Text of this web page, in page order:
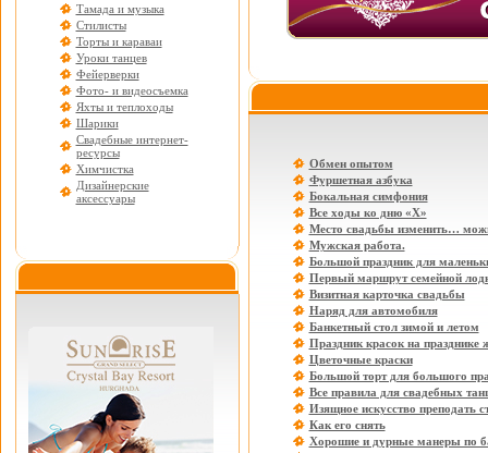
Тамада и музыка
Стилисты
Торты и караваи
Уроки танцев
Фейерверки
Фото- и видеосъемка
Яхты и теплоходы
Шарики
Свадебные интернет-
ресурсы
Химчистка
Дизайнерские
аксессуары
Обмен опытом
Фуршетная азбука
Бокальная симфония
Все ходы ко дню «Х»
Место свадьбы изменить…
Мужская работа.
Большой праздник для
Первый маршрут семейной
Визитная карточка свадьбы
Наряд для автомобиля
Банкетный стол зимой и летом
Праздник красок на празднике
Цветочные краски
Большой торт для большого
Все правила для свадебных
Изящное искусство преподать
Как его снять
Хорошие и дурные манеры по